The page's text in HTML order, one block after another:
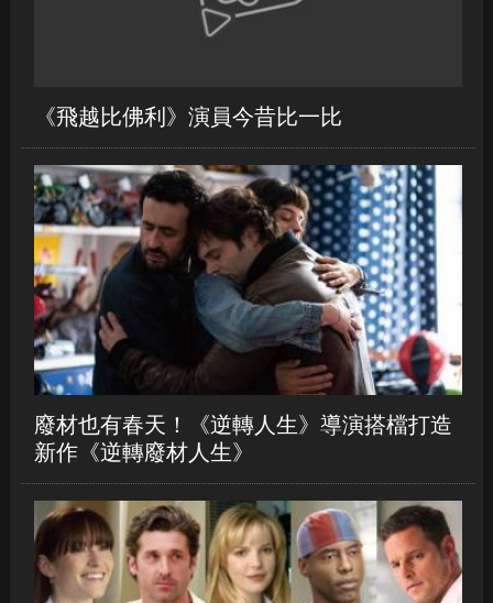
《飛越比佛利》演員今昔比一比
廢材也有春天！《逆轉人生》導演搭檔打造
新作《逆轉廢材人生》